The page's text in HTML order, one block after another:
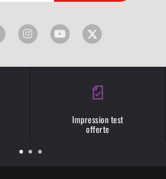
Impression test
offerte